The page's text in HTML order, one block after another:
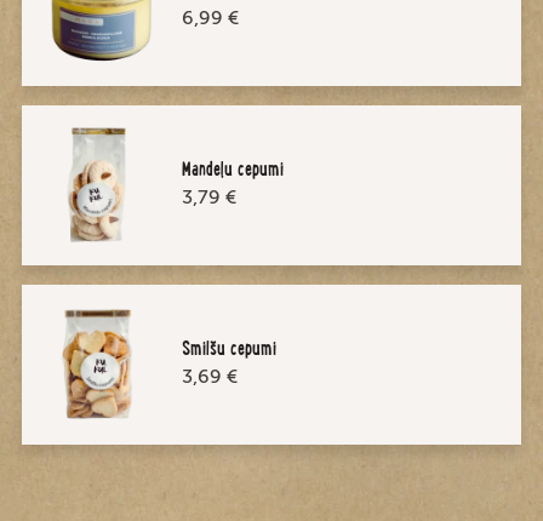
6,99 €
Mandeļu cepumi
3,79 €
Smilšu cepumi
3,69 €